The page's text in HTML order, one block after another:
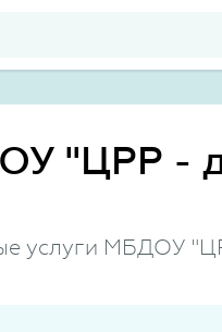
"ЦРР -
услуги МБДОУ